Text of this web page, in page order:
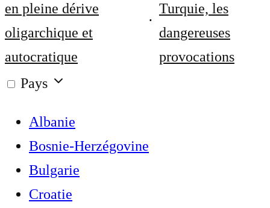
en pleine dérive
oligarchique et
autocratique
Turquie, les
dangereuses
provocations
Pays
Albanie
Bosnie-Herzégovine
Bulgarie
Croatie